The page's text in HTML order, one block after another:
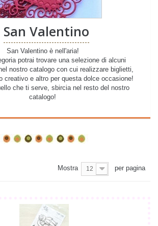
San Valentino
San Valentino è nell'aria!
potrai trovare una selezione di alcuni
nostro catalogo con cui realizzare biglietti,
creativo e altro per questa dolce occasione!
che ti serve, sbircia nel resto del nostro
catalogo!
Mostra 12 per pagina